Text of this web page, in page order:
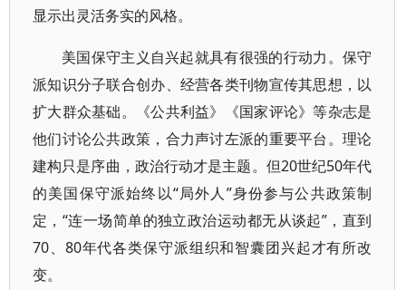
显示出灵活务实的风格。
美国保守主义自兴起就具有很强的行动力。保守
派知识分子联合创办、经营各类刊物宣传其思想，以
扩大群众基础。《公共利益》《国家评论》等杂志是
他们讨论公共政策，合力声讨左派的重要平台。理论
建构只是序曲，政治行动才是主题。但20世纪50年代
的美国保守派始终以“局外人”身份参与公共政策制
定，“连一场简单的独立政治运动都无从谈起”，直到
70、80年代各类保守派组织和智囊团兴起才有所改
变。